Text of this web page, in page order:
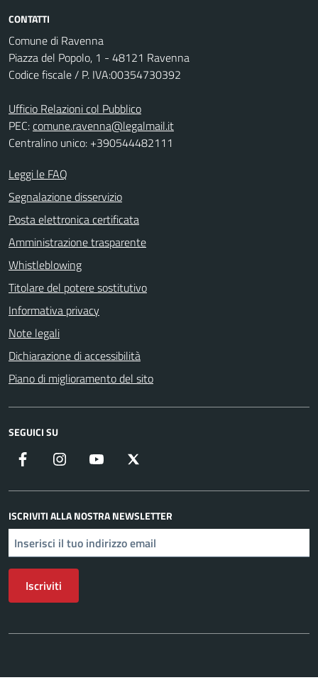
CONTATTI
Comune di Ravenna
Piazza del Popolo, 1 - 48121 Ravenna
Codice fiscale / P. IVA:00354730392
Ufficio Relazioni col Pubblico
PEC:comune.ravenna@legalmail.it
Centralino unico: +390544482111
Leggi le FAQ
Segnalazione disservizio
Posta elettronica certificata
Amministrazione trasparente
Whistleblowing
Titolare del potere sostitutivo
Informativa privacy
Note legali
Dichiarazione di accessibilità
Piano di miglioramento del sito
SEGUICI SU
Facebook Instagram YouTube
ISCRIVITI ALLA NOSTRA NEWSLETTER